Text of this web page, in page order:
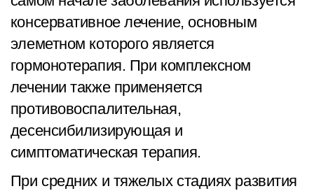
консервативное лечение, основным
элеметном которого является
гормонотерапия. При комплексном
лечении также применяется
противовоспалительная,
десенсибилизирующая и
симптоматическая терапия.
При средних и тяжелых стадиях развития